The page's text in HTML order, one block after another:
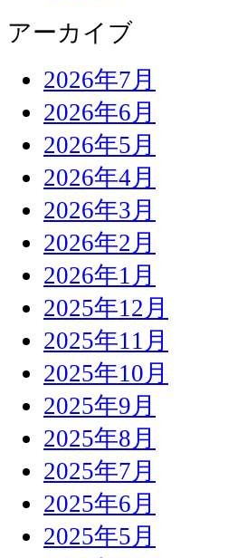
アーカイブ
2026年7月
2026年6月
2026年5月
2026年4月
2026年3月
2026年2月
2026年1月
2025年12月
2025年11月
2025年10月
2025年9月
2025年8月
2025年7月
2025年6月
2025年5月